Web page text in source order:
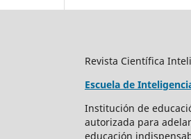
Revista Científica
Escuela de
Institución de
autorizada para
educación